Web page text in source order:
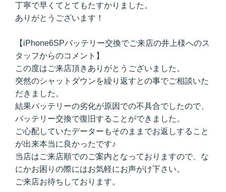
丁寧で早くてとてもたすかりました。
ありがとうございます！
【iPhone6SPバッテリー交換でご来店の井上様へのス
タッフからのコメント】
この度はご来店頂きありがとうございました。
突然のシャットダウンを繰り返すとの事でご相談いた
だきました。
結果バッテリーの劣化が原因での不具合でしたので、
バッテリー交換で復旧することができました。
ご心配していたデーターもそのままでお返しすること
が出来本当に良かったです♪
当店はご来店順でのご案内となっておりますので、な
にかお困りの際にはお気軽にお声がけ下さい。
ご来店お待ちしております。